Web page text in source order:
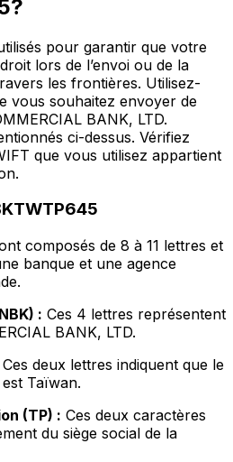
pour garantir que votre
lors de l’envoi ou de la
les frontières. Utilisez-
vous souhaitez envoyer de
BANK, LTD.
ci-dessus. Vérifiez
que vous utilisez appartient
composés de 8 à 11 lettres et
banque et une agence
: Ces 4 lettres représentent
BANK, LTD.
Ces deux lettres indiquent que le
Taïwan.
(TP) : Ces deux caractères
du siège social de la